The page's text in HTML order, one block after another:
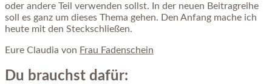
oder andere Teil verwenden sollst. In der neuen Beitragreihe
soll es ganz um dieses Thema gehen. Den Anfang mache ich
heute mit den Steckschließen.
Eure Claudia von Frau Fadenschein
Du brauchst dafür: